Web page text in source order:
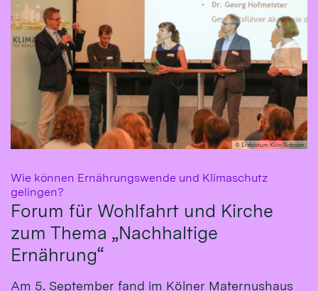
© Erzbistum Köln/Schoon
Wie können Ernährungswende und Klimaschutz
gelingen?
Forum für Wohlfahrt und Kirche
zum Thema „Nachhaltige
Ernährung“
Am 5. September fand im Kölner Maternushaus